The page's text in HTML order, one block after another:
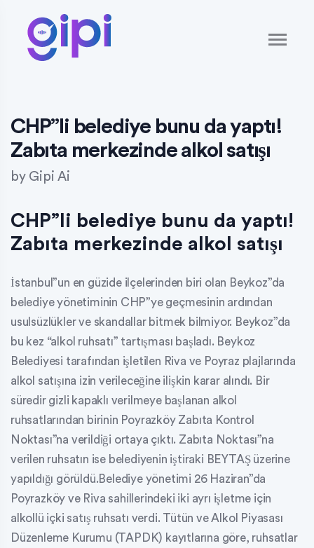
CHP”li belediye bunu da yaptı!
Zabıta merkezinde alkol satışı
by Gipi Ai
CHP”li belediye bunu da yaptı!
Zabıta merkezinde alkol satışı
İstanbul”un en güzide ilçelerinden biri olan Beykoz”da
belediye yönetiminin CHP”ye geçmesinin ardından
usulsüzlükler ve skandallar bitmek bilmiyor. Beykoz”da
bu kez “alkol ruhsatı” tartışması başladı. Beykoz
Belediyesi tarafından işletilen Riva ve Poyraz plajlarında
alkol satışına izin verileceğine ilişkin karar alındı. Bir
süredir gizli kapaklı verilmeye başlanan alkol
ruhsatlarından birinin Poyrazköy Zabıta Kontrol
Noktası”na verildiği ortaya çıktı. Zabıta Noktası”na
verilen ruhsatın ise belediyenin iştiraki BEYTAŞ üzerine
yapıldığı görüldü.Belediye yönetimi 26 Haziran”da
Poyrazköy ve Riva sahillerindeki iki ayrı işletme için
alkollü içki satış ruhsatı verdi. Tütün ve Alkol Piyasası
Düzenleme Kurumu (TAPDK) kayıtlarına göre, ruhsatlar